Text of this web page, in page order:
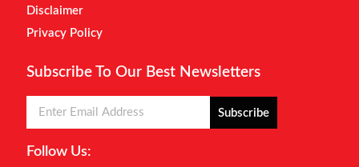
Disclaimer
Privacy Policy
Subscribe To Our Best Newsletters
Subscribe
Follow Us: